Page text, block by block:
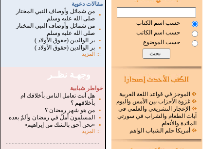
مقالات دعوية
▪
من شمائل وأوصاف النبي المختار
صلى الله عليه وسلم
▪
من شمائل وأوصاف النبي المختار
صلى الله عليه وسلم
▪
بر الوالدين (حقوق الأولاد )
▪
بر الوالدين (حقوق الأولاد )
::: المزيد
وجهـة نظــر
خواطر شبابية
▪
هل أنت تعامل الناس بأخلاقك ام
بأخلاقهم ؟
▪
من هو شهر رمضان ؟
▪
المسلمون أملٌ في رمضان وألمٌ بعده
▪
«نحن أحق بالشك من إبراهيم»
:::
المزيد
حسب اسم الكتاب
حسب اسم الكاتب
حسب الموضوع
الموجز في قواعد اللغة العربية
غزوة الأحزاب بين الأمس واليوم
الإعجاز التشريعي والعلمي في
آيات الطعام والشراب في سورتي
المائدة والأنعام
أمريكا حلم الشباب الواهم